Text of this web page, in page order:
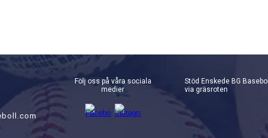
Följ oss på våra sociala
medier
Stöd Enskede BG Baseboll
via gräsroten